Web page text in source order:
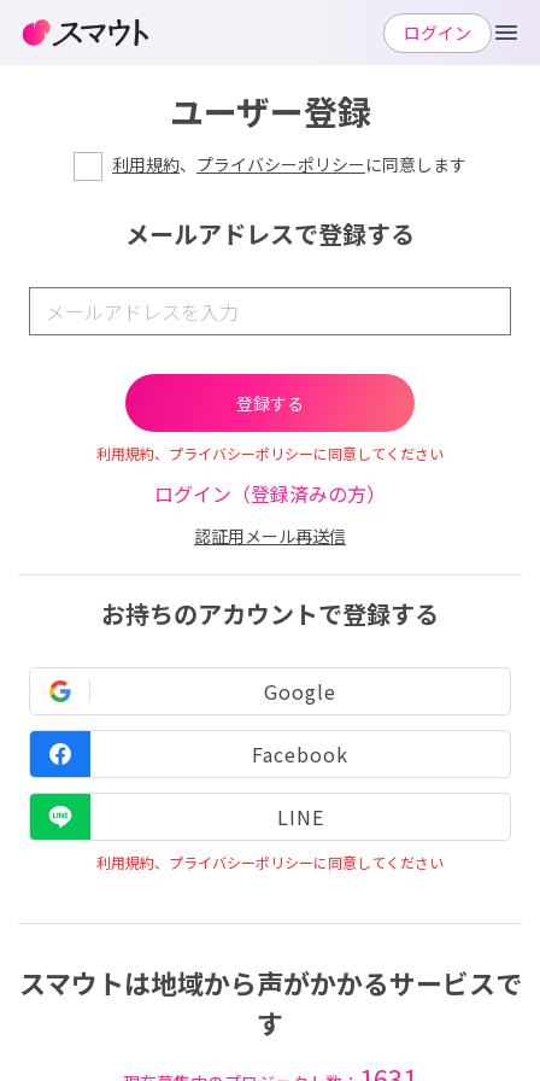
ユーザー登録
利用規約、 プライバシーポリシーに同意します
メールアドレスで登録する
利用規約、プライバシーポリシーに同意してください
ログイン（登録済みの方）
認証用メール再送信
お持ちのアカウントで登録する
Google
Facebook
LINE
利用規約、プライバシーポリシーに同意してください
スマウトは地域から声がかかるサービスで
す
ログイン